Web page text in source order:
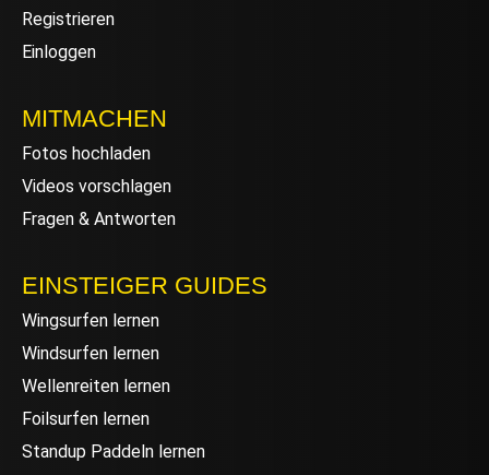
Registrieren
Einloggen
MITMACHEN
Fotos hochladen
Videos vorschlagen
Fragen & Antworten
EINSTEIGER GUIDES
Wingsurfen lernen
Windsurfen lernen
Wellenreiten lernen
Foilsurfen lernen
Standup Paddeln lernen